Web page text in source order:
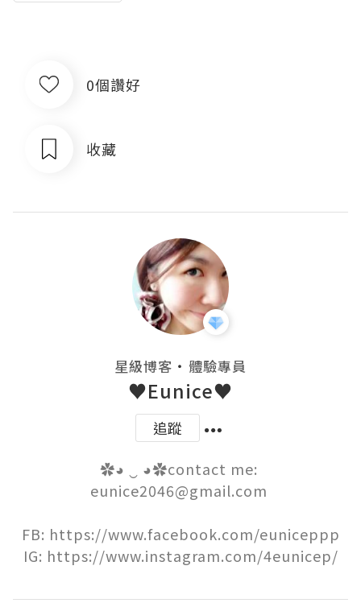
0個讚好
收藏
星級博客 ・ 體驗專員
♥Eunice♥
追蹤
✿◕ ‿ ◕✿contact me:
eunice2046@gmail.com
FB: https://www.facebook.com/euniceppp
IG: https://www.instagram.com/4eunicep/